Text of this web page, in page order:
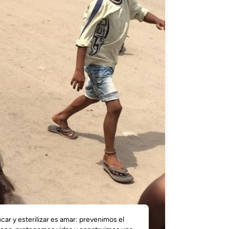
y esterilizar es amar: prevenimos el